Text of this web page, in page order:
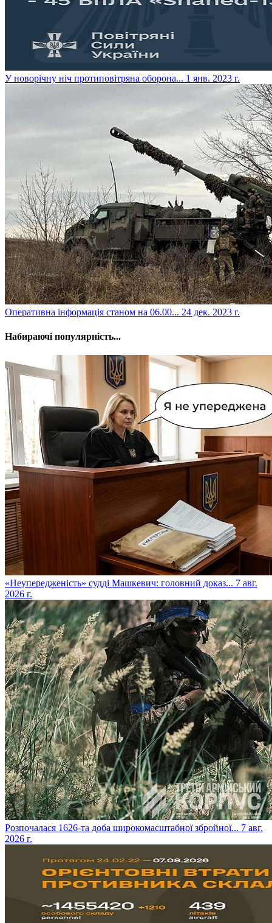
​У новорічну ніч протиповітряна оборона... 1 янв. 2023 г.
​Оперативна інформація станом на 06.00... 24 дек. 2023 г.
Набираючі популярність...
​«Неупередженість» судді Машкевич: головний доказ... 7 авг.
2026 г.
​Розпочалася 1626-та доба широкомасштабної збройної... 7 авг.
2026 г.